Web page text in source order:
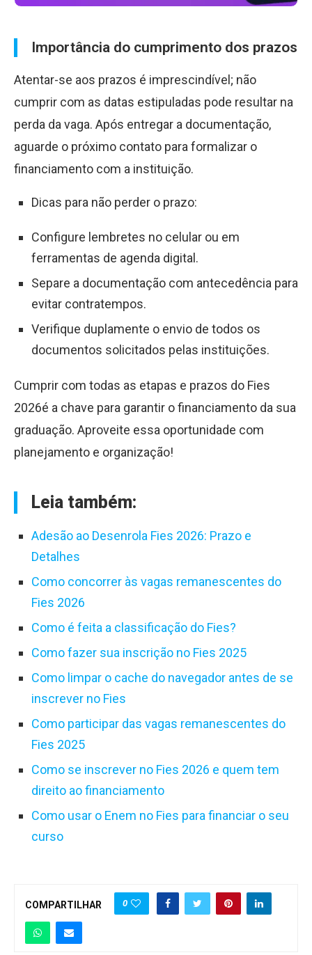
Importância do cumprimento dos prazos
Atentar-se aos prazos é imprescindível; não
cumprir com as datas estipuladas pode resultar na
perda da vaga. Após entregar a documentação,
aguarde o próximo contato para formalizar o
financiamento com a instituição.
Dicas para não perder o prazo:
Configure lembretes no celular ou em
ferramentas de agenda digital.
Separe a documentação com antecedência para
evitar contratempos.
Verifique duplamente o envio de todos os
documentos solicitados pelas instituições.
Cumprir com todas as etapas e prazos do Fies
2026é a chave para garantir o financiamento da sua
graduação. Aproveite essa oportunidade com
planejamento e organização!
Leia também:
Adesão ao Desenrola Fies 2026: Prazo e
Detalhes
Como concorrer às vagas remanescentes do
Fies 2026
Como é feita a classificação do Fies?
Como fazer sua inscrição no Fies 2025
Como limpar o cache do navegador antes de se
inscrever no Fies
Como participar das vagas remanescentes do
Fies 2025
Como se inscrever no Fies 2026 e quem tem
direito ao financiamento
Como usar o Enem no Fies para financiar o seu
curso
COMPARTILHAR 0